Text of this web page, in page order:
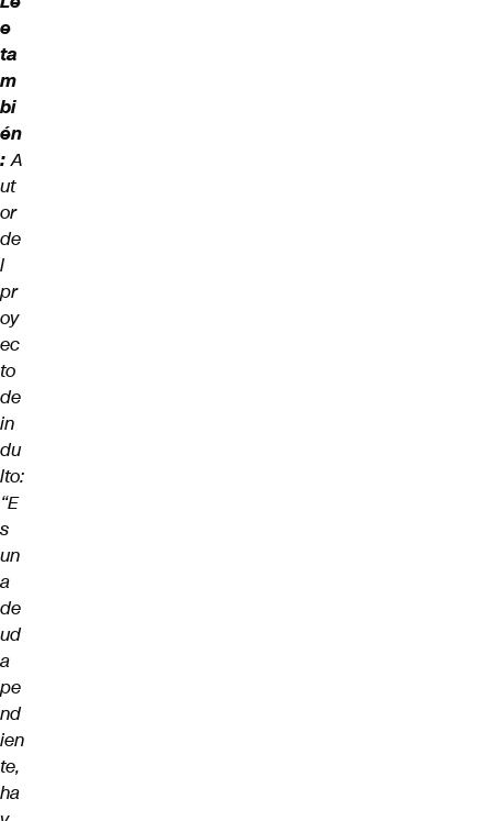
e
ta
m
bi
én
: A
ut
or
de
l
pr
oy
ec
to
de
in
du
lto:
“E
s
un
a
de
ud
a
pe
nd
ien
te,
ha